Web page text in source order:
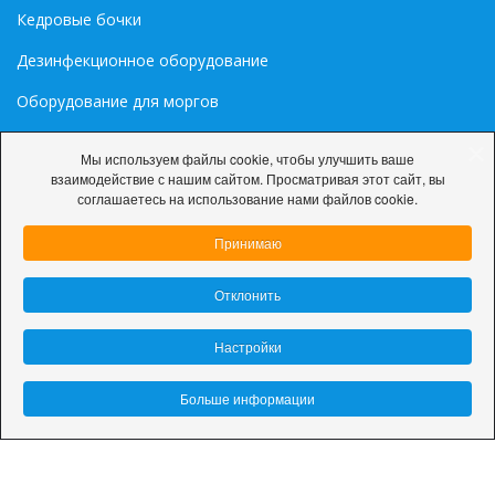
Мы используем файлы cookie, чтобы улучшить ваше
взаимодействие с нашим сайтом. Просматривая этот сайт, вы
соглашаетесь на использование нами файлов cookie.
Принимаю
Отклонить
Настройки
Больше информации
Кедровые бочки
Дезинфекционное оборудование
Оборудование для моргов
Палитра цветов RAL
© 2026 ООО «ДарниЛюкС»
Политика конфиденциальности
Настройки cookie
Разработка сайта:site-support.by